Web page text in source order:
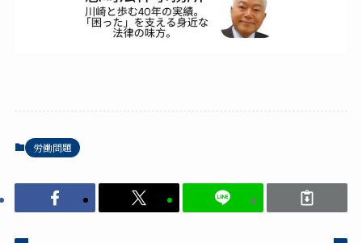
労働問題